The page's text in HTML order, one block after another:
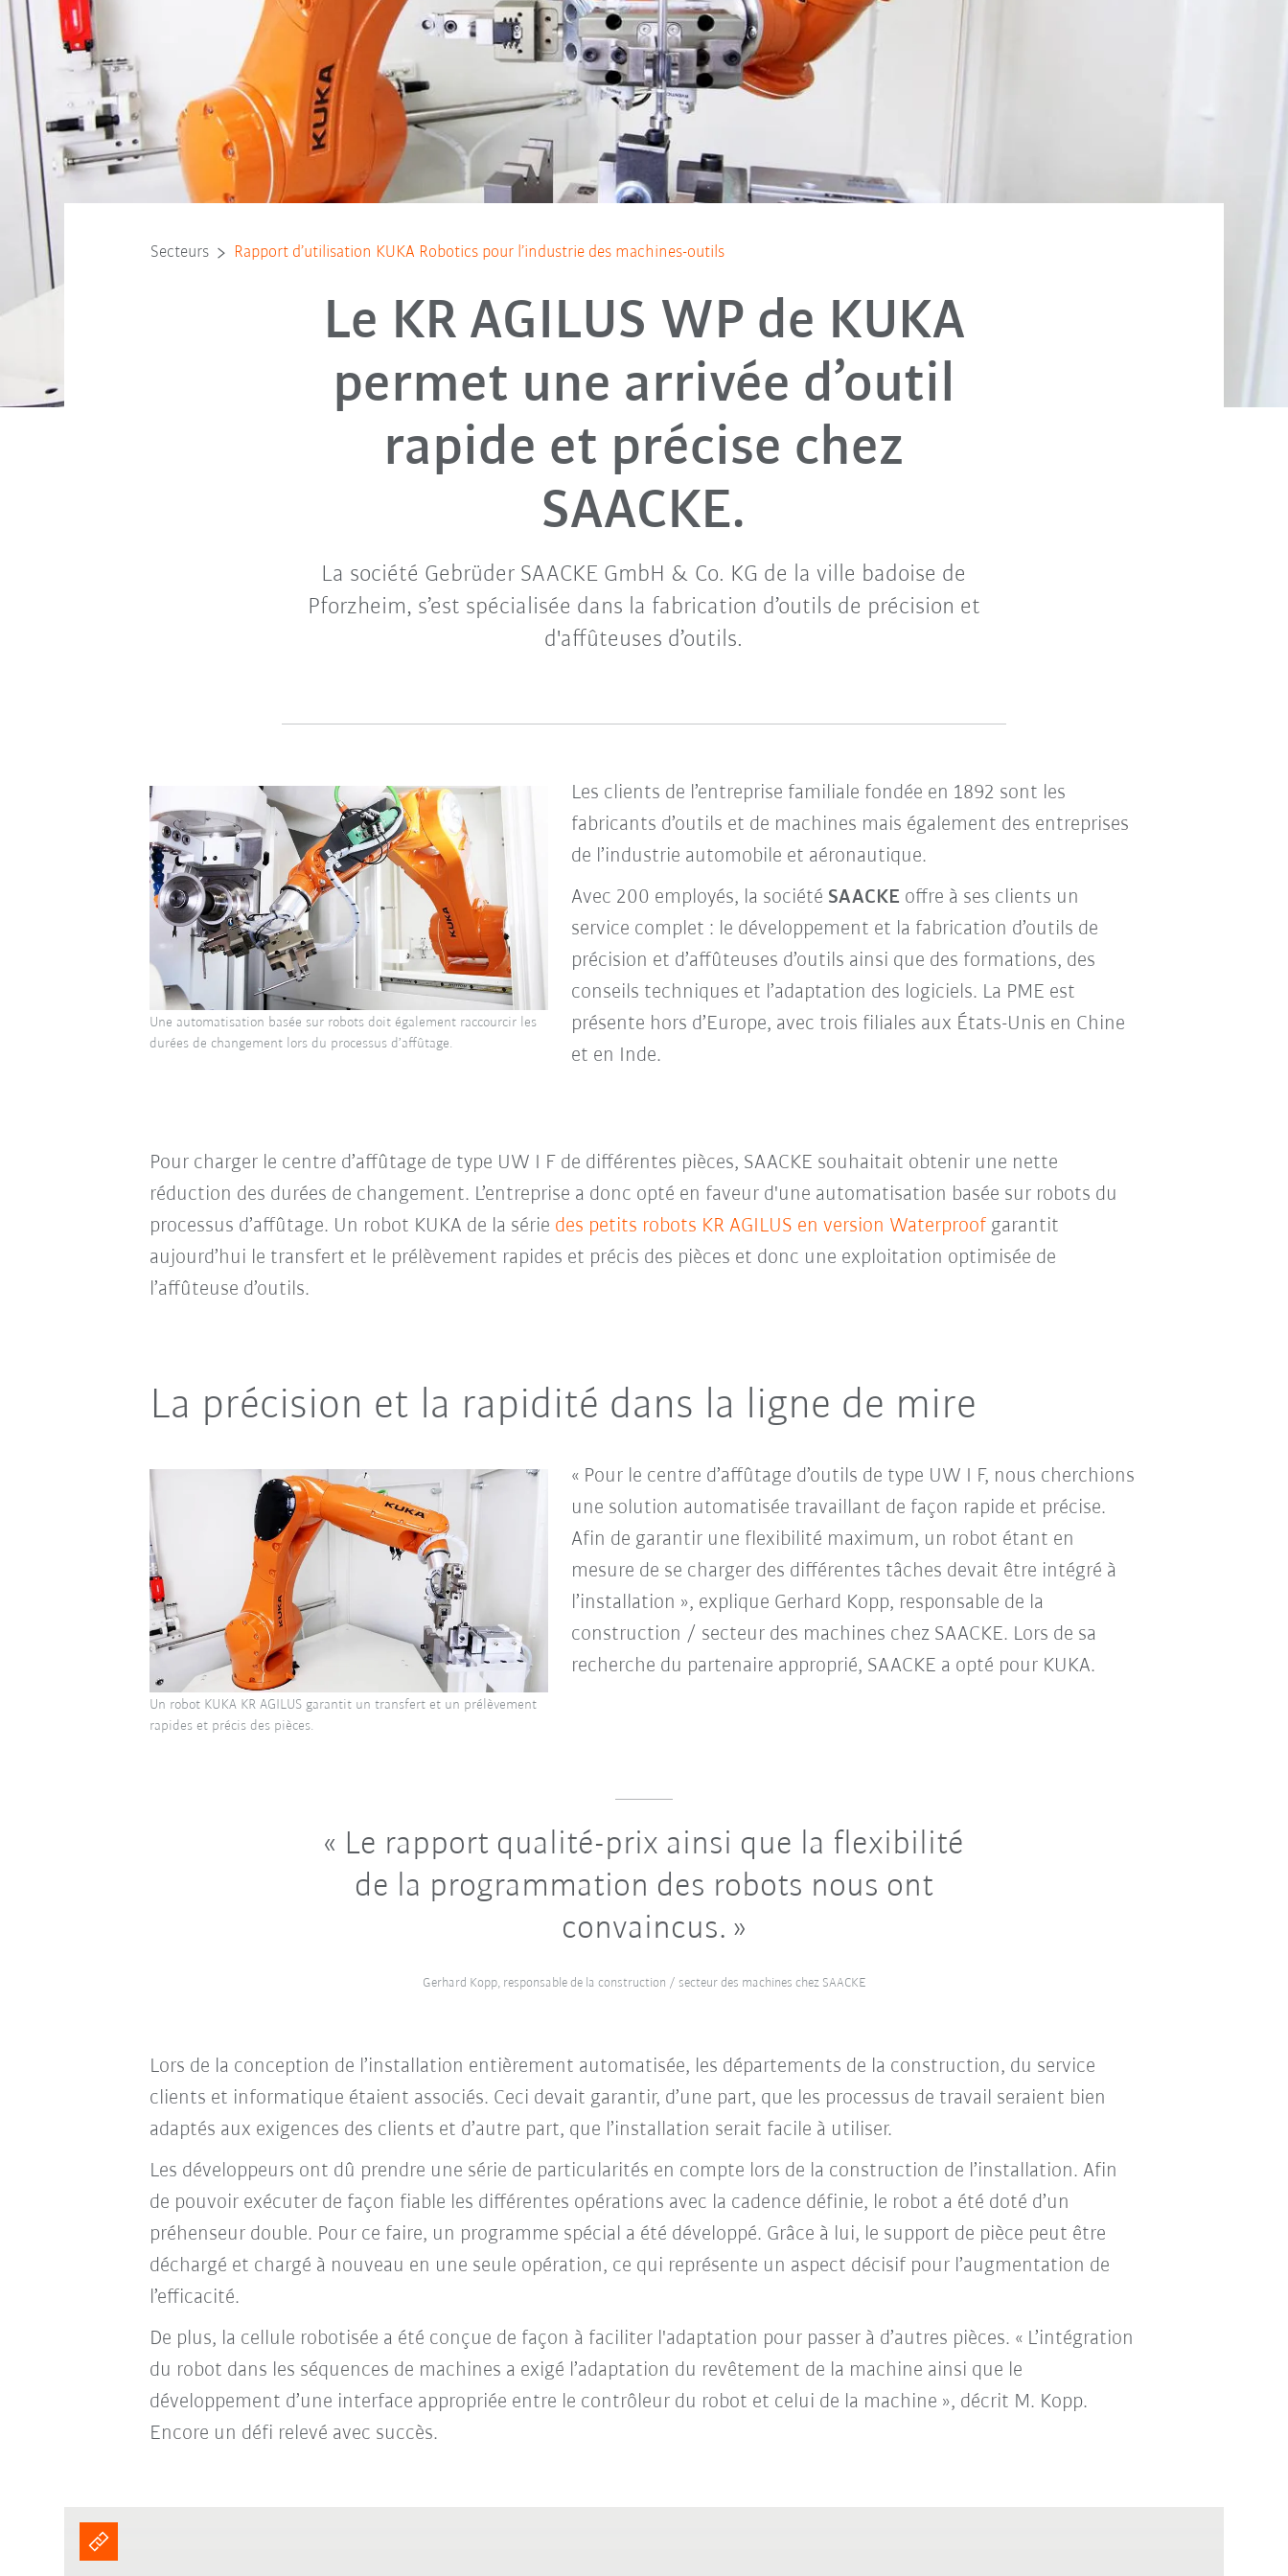
Secteurs Rapport d’utilisation KUKA Robotics pour l’industrie des machines-outils
Le KR AGILUS WP de KUKA
permet une arrivée d’outil
rapide et précise chez
SAACKE.
La société Gebrüder SAACKE GmbH & Co. KG de la ville badoise de
Pforzheim, s’est spécialisée dans la fabrication d’outils de précision et
d'affûteuses d’outils.
Les clients de l’entreprise familiale fondée en 1892 sont les
fabricants d’outils et de machines mais également des entreprises
de l’industrie automobile et aéronautique.
Avec 200 employés, la société SAACKE offre à ses clients un
service complet : le développement et la fabrication d’outils de
précision et d’affûteuses d’outils ainsi que des formations, des
conseils techniques et l’adaptation des logiciels. La PME est
présente hors d’Europe, avec trois filiales aux États-Unis en Chine
et en Inde.
Une automatisation basée sur robots doit également raccourcir les
durées de changement lors du processus d’affûtage.
Pour charger le centre d’affûtage de type UW I F de différentes pièces, SAACKE souhaitait obtenir une nette
réduction des durées de changement. L’entreprise a donc opté en faveur d'une automatisation basée sur robots du
processus d’affûtage. Un robot KUKA de la série des petits robots KR AGILUS en version Waterproofgarantit
aujourd’hui le transfert et le prélèvement rapides et précis des pièces et donc une exploitation optimisée de
l’affûteuse d’outils.
La précision et la rapidité dans la ligne de mire
« Pour le centre d’affûtage d’outils de type UW I F, nous cherchions
une solution automatisée travaillant de façon rapide et précise.
Afin de garantir une flexibilité maximum, un robot étant en
mesure de se charger des différentes tâches devait être intégré à
l’installation », explique Gerhard Kopp, responsable de la
construction / secteur des machines chez SAACKE. Lors de sa
recherche du partenaire approprié, SAACKE a opté pour KUKA.
Un robot KUKA KR AGILUS garantit un transfert et un prélèvement
rapides et précis des pièces.
Le rapport qualité-prix ainsi que la flexibilité
de la programmation des robots nous ont
convaincus.
Gerhard Kopp, responsable de la construction / secteur des machines chez SAACKE
Lors de la conception de l’installation entièrement automatisée, les départements de la construction, du service
clients et informatique étaient associés. Ceci devait garantir, d’une part, que les processus de travail seraient bien
adaptés aux exigences des clients et d’autre part, que l’installation serait facile à utiliser.
Les développeurs ont dû prendre une série de particularités en compte lors de la construction de l’installation. Afin
de pouvoir exécuter de façon fiable les différentes opérations avec la cadence définie, le robot a été doté d’un
préhenseur double. Pour ce faire, un programme spécial a été développé. Grâce à lui, le support de pièce peut être
déchargé et chargé à nouveau en une seule opération, ce qui représente un aspect décisif pour l’augmentation de
l’efficacité.
De plus, la cellule robotisée a été conçue de façon à faciliter l'adaptation pour passer à d’autres pièces. « L’intégration
du robot dans les séquences de machines a exigé l’adaptation du revêtement de la machine ainsi que le
développement d’une interface appropriée entre le contrôleur du robot et celui de la machine », décrit M. Kopp.
Encore un défi relevé avec succès.